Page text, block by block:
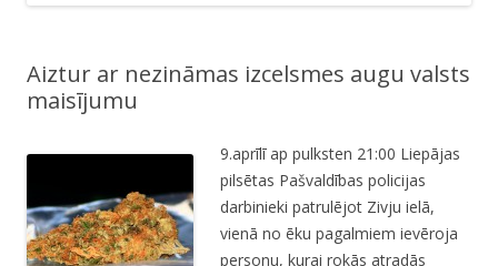
Aiztur ar nezināmas izcelsmes augu valsts
maisījumu
9.aprīlī ap pulksten 21:00 Liepājas
pilsētas Pašvaldības policijas
darbinieki patrulējot Zivju ielā,
vienā no ēku pagalmiem ievēroja
personu, kurai rokās atradās